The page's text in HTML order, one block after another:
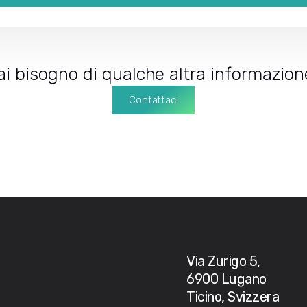
bisogno di qualche altra
Contattaci
Via Zurigo 5,
6900 Lugano
Ticino, Svizzera